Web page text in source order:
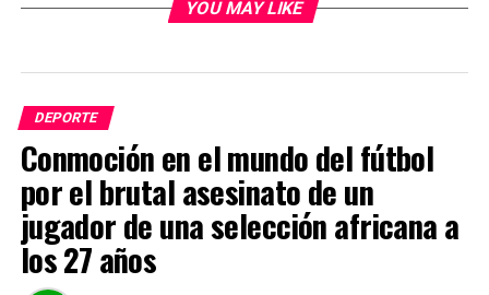
YOU MAY LIKE
DEPORTE
Conmoción en el mundo del fútbol
por el brutal asesinato de un
jugador de una selección africana a
los 27 años